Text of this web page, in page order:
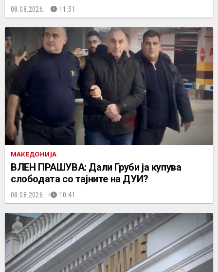
08.08.2026. 11:51
МАКЕДОНИЈА
ВЛЕН ПРАШУВА: Дали Груби ја купува
слободата со тајните на ДУИ?
08.08.2026. 10:41